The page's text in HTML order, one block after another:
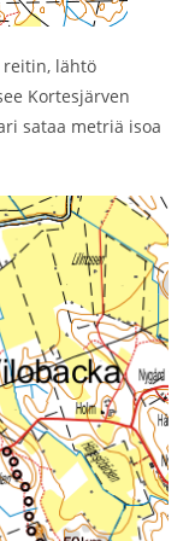
reitin, lähtö
Kortesjärven
sataa metriä isoa